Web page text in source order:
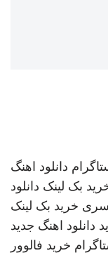
دانلود اهنگ
بک لینک دانلود
خرید بک لینک
دانلود اهنگ جدید
خرید فالوور